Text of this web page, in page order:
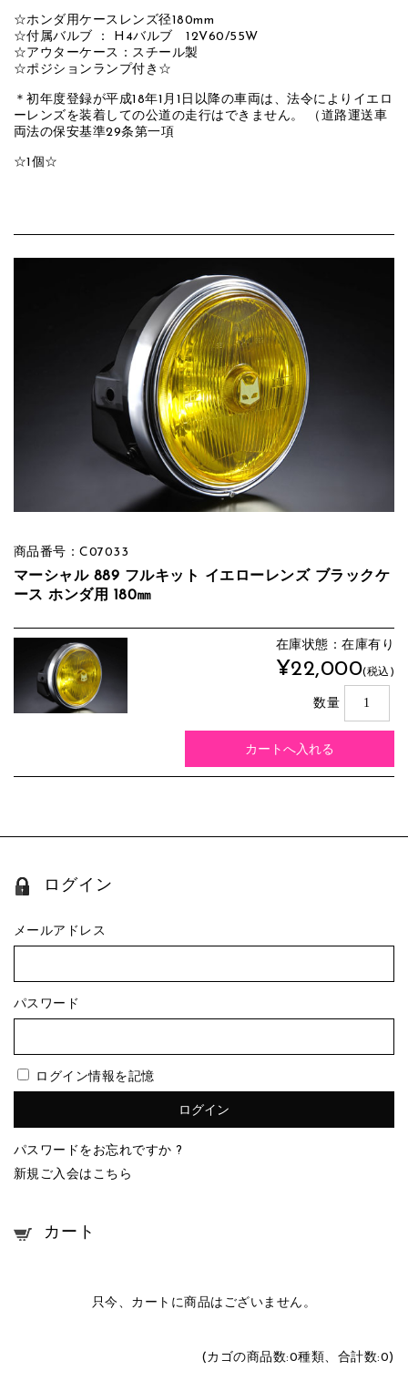
☆ホンダ用ケースレンズ径180mm
☆付属バルブ ： H4バルブ 12V60/55W
☆アウターケース：スチール製
☆ポジションランプ付き☆
＊初年度登録が平成18年1月1日以降の車両は、法令によりイエロ
ーレンズを装着しての公道の走行はできません。 （道路運送車
両法の保安基準29条第一項
☆1個☆
商品番号：C07033
マーシャル 889 フルキット イエローレンズ ブラックケ
ース ホンダ用 180㎜
在庫状態：在庫有り
¥22,000(税込)
数量
ログイン
メールアドレス
パスワード
ログイン情報を記憶
パスワードをお忘れですか ?
新規ご入会はこちら
カート
只今、カートに商品はございません。
(カゴの商品数:0種類、合計数:0)